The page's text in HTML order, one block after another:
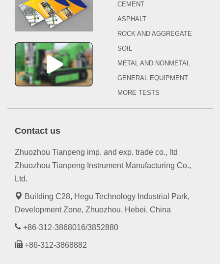
CEMENT
ASPHALT
ROCK AND AGGREGATE
SOIL
METAL AND NONMETAL
GENERAL EQUIPMENT
MORE TESTS
Contact us
Zhuozhou Tianpeng imp. and exp. trade co., ltd
Zhuozhou Tianpeng Instrument Manufacturing Co.,
Ltd.
Building C28, Hegu Technology Industrial Park,
Development Zone, Zhuozhou, Hebei, China
+86-312-3868016/3852880
+86-312-3868882